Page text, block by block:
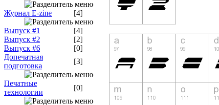
Журнал E-zine [4]
Выпуск #1
[4]
Выпуск #2
[2]
Выпуск #6
[0]
Допечатная
подготовка
[3]
Печатные
технологии
[0]